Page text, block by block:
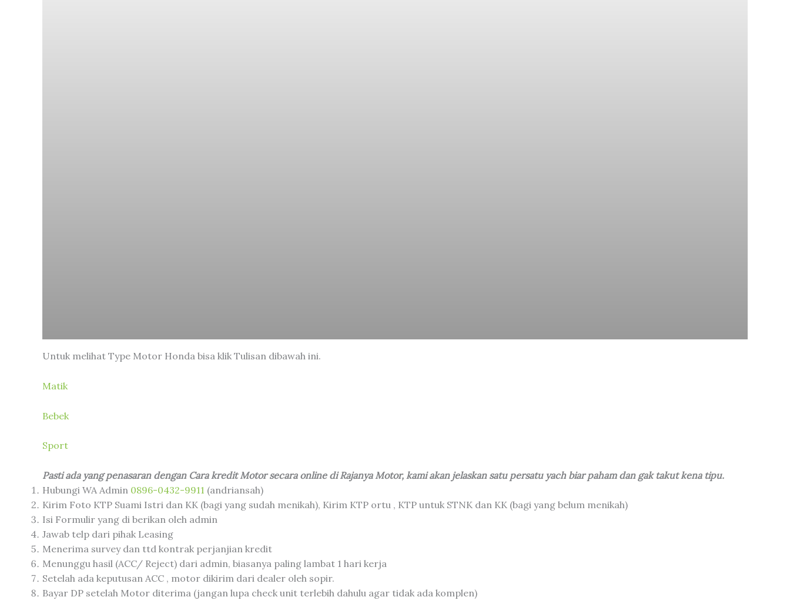
Untuk melihat Type Motor Honda bisa klik Tulisan dibawah ini.
Matik
Bebek
Sport
Pasti ada yang penasaran dengan Cara kredit Motor secara online di Rajanya Motor, kami akan jelaskan satu persatu yach biar paham dan gak takut kena tipu.
Hubungi WA Admin 0896-0432-9911 (andriansah)
Kirim Foto KTP Suami Istri dan KK (bagi yang sudah menikah), Kirim KTP ortu , KTP untuk STNK dan KK (bagi yang belum menikah)
Isi Formulir yang di berikan oleh admin
Jawab telp dari pihak Leasing
Menerima survey dan ttd kontrak perjanjian kredit
Menunggu hasil (ACC/ Reject) dari admin, biasanya paling lambat 1 hari kerja
Setelah ada keputusan ACC , motor dikirim dari dealer oleh sopir.
Bayar DP setelah Motor diterima (jangan lupa check unit terlebih dahulu agar tidak ada komplen)